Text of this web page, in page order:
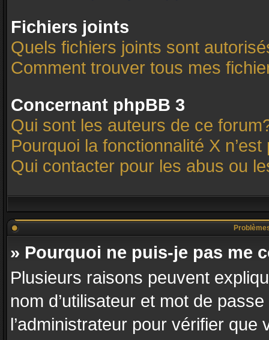
Fichiers joints
Quels fichiers joints sont
Comment trouver tous mes
Concernant phpBB 3
Qui sont les auteurs de ce
Pourquoi la fonctionnalité X
Qui contacter pour les abus ou
» Pourquoi ne puis-je pas me
Plusieurs raisons peuvent
nom d’utilisateur et mot de
l’administrateur pour vérifier que